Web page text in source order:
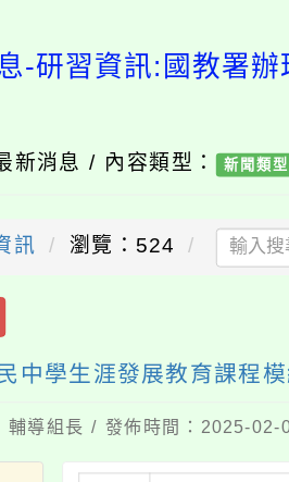
-研習資訊:國教署
新消息 / 內容類型： 新聞類型
訊 瀏覽：524
中學生涯發展教育課程
輔導組長 / 發佈時間：2025-02-